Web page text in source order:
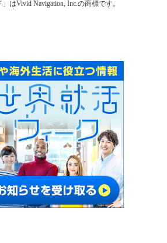
」はVivid Navigation, Inc.の商標です。